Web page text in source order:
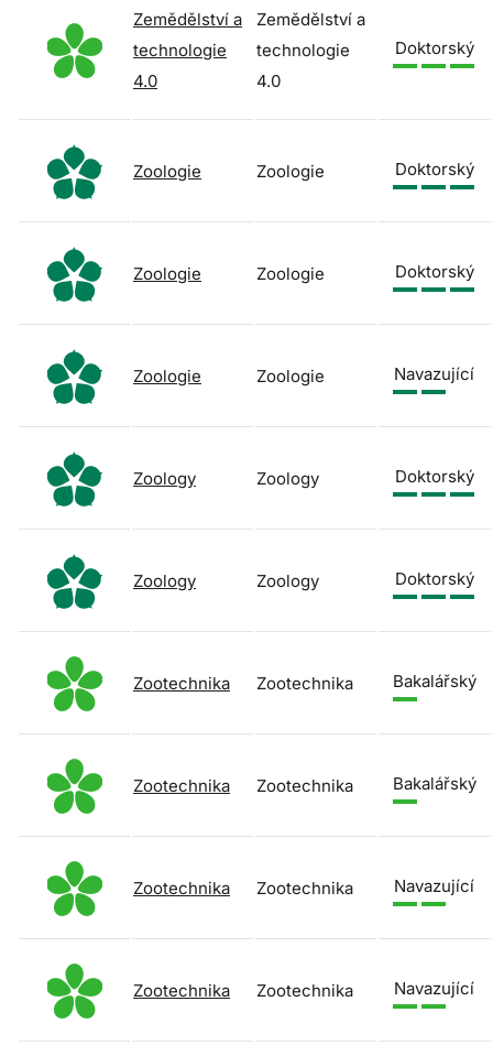
Zemědělství a
technologie
4.0
Zemědělství a
technologie
4.0
Doktorský
Zoologie Zoologie Doktorský
Zoologie Zoologie Doktorský
Zoologie Zoologie Navazující
Zoology Zoology Doktorský
Zoology Zoology Doktorský
Zootechnika Zootechnika Bakalářský
Zootechnika Zootechnika Bakalářský
Zootechnika Zootechnika Navazující
Zootechnika Zootechnika Navazující